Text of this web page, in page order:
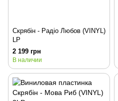
Скрябін - Радіо Любов (VINYL)
LP
2 199 грн
В наличии